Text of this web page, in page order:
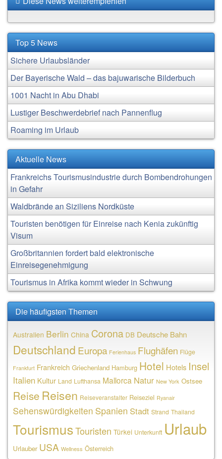
Top 5 News
Sichere Urlaubsländer
Der Bayerische Wald – das bajuwarische Bilderbuch
1001 Nacht in Abu Dhabi
Lustiger Beschwerdebrief nach Pannenflug
Roaming im Urlaub
Aktuelle News
Frankreichs Tourismusindustrie durch Bombendrohungen
in Gefahr
Waldbrände an Siziliens Nordküste
Touristen benötigen für Einreise nach Kenia zukünftig
Visum
Großbritannien fordert bald elektronische
Einreisegenehmigung
Tourismus in Afrika kommt wieder in Schwung
Die häufigsten Themen
Australien Berlin China Corona DB Deutsche Bahn
Deutschland Europa Ferienhaus Flughäfen Flüge
Frankfurt Frankreich Griechenland Hamburg Hotel Hotels Insel
Italien Kultur Land Lufthansa Mallorca Natur New York Ostsee
Reise Reisen Reiseveranstalter Reiseziel Ryanair
Sehenswürdigkeiten Spanien Stadt Strand Thailand
TourismusTouristen Türkei Unterkunft Urlaub
Urlauber USA Wellness Österreich